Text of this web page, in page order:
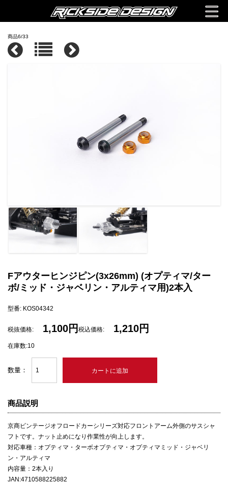
商品6/33
Fアウターヒンジピン(3x26mm) (オプティマ/ター
ボ/ミッド・ジャベリン・アルティマ用)2本入
型番: KOS04342
税抜価格: 1,100円 税込価格: 1,210円
在庫数:10
数量：
商品説明
京商ビンテージオフロードカーシリーズ対応フロントアーム外側のサスシャ
フトです。ナット止めになり作業性が向上します。
対応車種：オプティマ・ターボオプティマ・オプティマミッド・ジャベリ
ン・アルティマ
内容量：2本入り
JAN:4710588225882